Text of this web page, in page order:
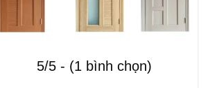
5/5 - (1 bình chọn)